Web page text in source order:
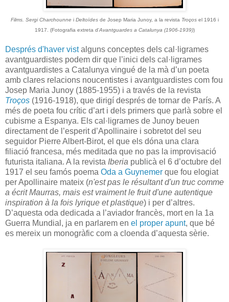
Films. Sergi Charchounne i Deltoïdesde Josep Maria Junoy, a la revista Troçosel 1916 i
1917. (Fotografia extreta d'Avantguardes a Catalunya (1906-1939))
Després d'haver vistalguns conceptes dels cal·ligrames
avantguardistes podem dir que l’inici dels cal·ligrames
avantguardistes a Catalunya vingué de la mà d’un poeta
amb clares relacions noucentistes i avantguardistes com fou
Josep Maria Junoy (1885-1955) i a través de la revista
Troços (1916-1918), que dirigí després de tornar de París. A
més de poeta fou crític d’art i dels primers que parlà sobre el
cubisme a Espanya. Els cal·ligrames de Junoy beuen
directament de l’esperit d’Apollinaire i sobretot del seu
seguidor Pierre Albert-Birot, el que els dóna una clara
filiació francesa, més meditada que no pas la improvisació
futurista italiana. A la revista Iberia publicà el 6 d’octubre del
1917 el seu famós poema Oda a Guynemer que fou elogiat
per Apollinaire mateix (n'est pas le résultant d'un truc comme
a écrit Maurras, mais est vraiment le fruit d'une autentique
inspiration à la fois lyrique et plastique) i per d’altres.
D’aquesta oda dedicada a l’aviador francès, mort en la 1a
Guerra Mundial, ja en parlarem en el proper apunt, que bé
es mereix un monogràfic com a cloenda d’aquesta sèrie.